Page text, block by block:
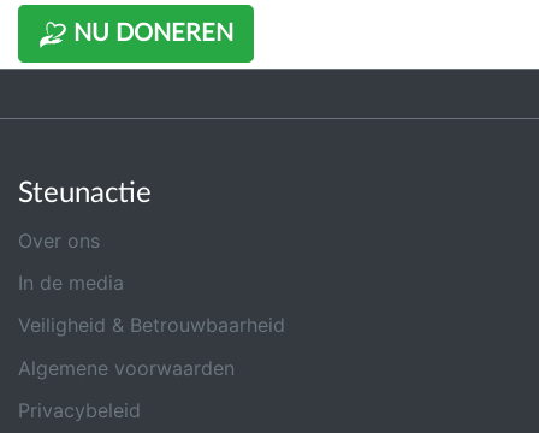
NU DONEREN
Steunactie
Over ons
In de media
Veiligheid & Betrouwbaarheid
Algemene voorwaarden
Privacybeleid